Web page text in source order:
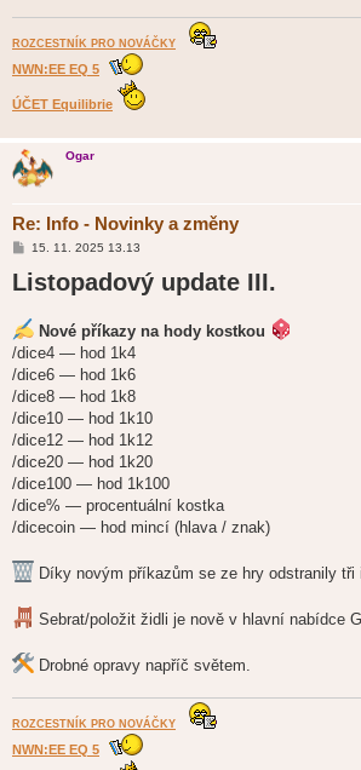
ROZCESTNÍK PRO NOVÁČKY
NWN:EE EQ 5
ÚČET Equilibrie
Ogar
Re: Info - Novinky a změny
P
í
s
ě
v
e
k
15. 11. 2025 13.13
Listopadový update III.
Nové příkazy na hody kostkou
/dice4 — hod 1k4
/dice6 — hod 1k6
/dice8 — hod 1k8
/dice10 — hod 1k10
/dice12 — hod 1k12
/dice20 — hod 1k20
/dice100 — hod 1k100
/dice% — procentuální kostka
/dicecoin — hod mincí (hlava / znak)
Díky novým příkazům se ze hry odstranily tři
Sebrat/položit židli je nově v hlavní nabídce
Drobné opravy napříč světem.
ROZCESTNÍK PRO NOVÁČKY
NWN:EE EQ 5